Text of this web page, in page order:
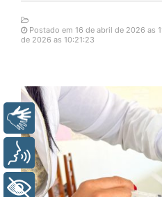
Postado em 16 de abril de 2026 as
de 2026 as 10:21:23
Libras
Voz
+ Acessibilidade